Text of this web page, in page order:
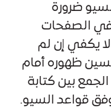
ضرورة
الصفحات
يكفي إن لم
ظهوره أمام
بين كتابة
قواعد السيو.